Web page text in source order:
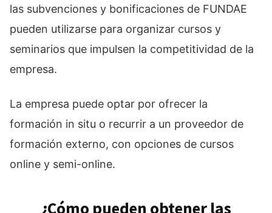
las subvenciones y bonificaciones de FUNDAE
pueden utilizarse para organizar cursos y
seminarios que impulsen la competitividad de la
empresa.
La empresa puede optar por ofrecer la
formación in situ o recurrir a un proveedor de
formación externo, con opciones de cursos
online y semi-online.
¿Cómo pueden obtener las